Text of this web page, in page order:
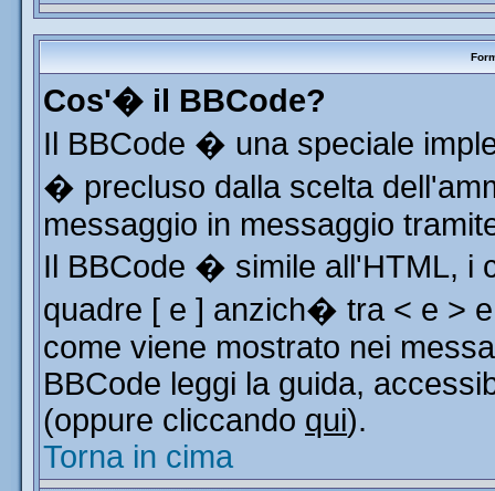
Cos'� il BBCode?
Il BBCode � una speciale
� precluso dalla scelta
messaggio in messaggio
Il BBCode � simile all'HTML, i
quadre [ e ] anzich� tra < e >
come viene mostrato nei
BBCode leggi la guida,
(oppure cliccando qui).
Torna in cima